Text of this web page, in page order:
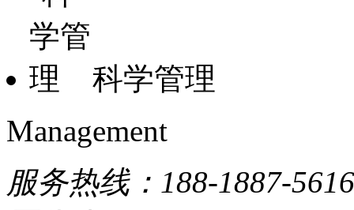
科学管理
Management
服务热线： 188-1887-5616